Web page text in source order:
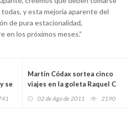
y esta mejoría aparente del
de pura estacionalidad,
en los próximos meses.”
se
Martín Códax sortea cinco
viajes en la goleta Raquel C
de Arousa
02 de Ago de 2011 2190